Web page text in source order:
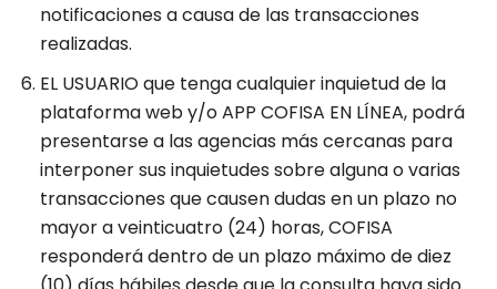
notificaciones a causa de las transacciones
realizadas.
EL USUARIO que tenga cualquier inquietud de la
plataforma web y/o APP COFISA EN LÍNEA, podrá
presentarse a las agencias más cercanas para
interponer sus inquietudes sobre alguna o varias
transacciones que causen dudas en un plazo no
mayor a veinticuatro (24) horas, COFISA
responderá dentro de un plazo máximo de diez